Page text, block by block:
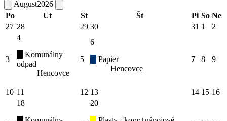
August2026
Po
Ut St Št Pi So Ne
27 28 29 30 31 1 2
3
4
Komunálny
odpad
Hencovce
5
6
Papier
Hencovce
7 8 9
10 11 12 13 14 15 16
18
20